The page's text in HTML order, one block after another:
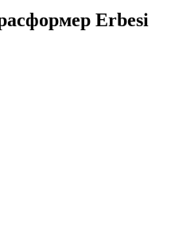
Erbesi